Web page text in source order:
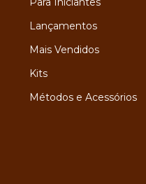
Lançamentos
Mais Vendidos
Kits
Métodos e Acessórios